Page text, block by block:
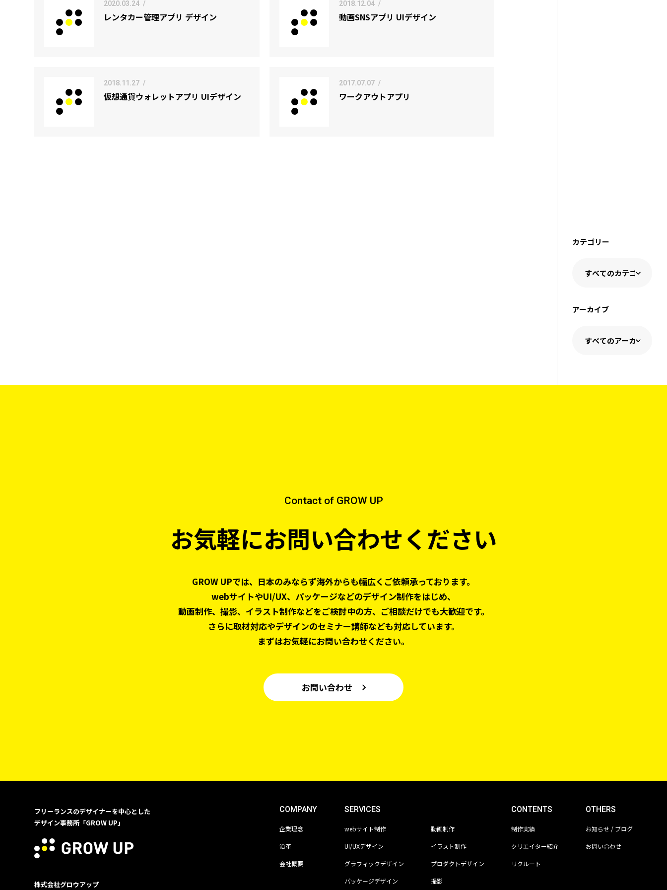
2020.03.24 /
レンタカー管理アプリ デザイン
2018.12.04 /
動画SNSアプリ UIデザイン
2018.11.27 /
仮想通貨ウォレットアプリ UIデザイン
2017.07.07 /
ワークアウトアプリ
カテゴリー
アーカイブ
お気軽にお問い合わせください
Contact of GROW UP
GROW UPでは、日本のみならず海外からも幅広くご依頼承っております。
webサイトやUI/UX、パッケージなどのデザイン制作をはじめ、
動画制作、撮影、 イラスト制作などをご検討中の方、 ご相談だけでも大歓迎です。
さらに取材対応やデザインのセミナー講師なども対応しています。
まずはお気軽にお問い合わせください。
お問い合わせ
フリーランスのデザイナーを中心とした
デザイン事務所「GROW UP」
株式会社グロウアップ
COMPANY
企業理念
沿革
会社概要
SERVICES
webサイト制作
UI/UXデザイン
グラフィックデザイン
パッケージデザイン
動画制作
イラスト制作
プロダクトデザイン
撮影
CONTENTS
制作実績
クリエイター紹介
リクルート
OTHERS
お知らせ / ブログ
お問い合わせ